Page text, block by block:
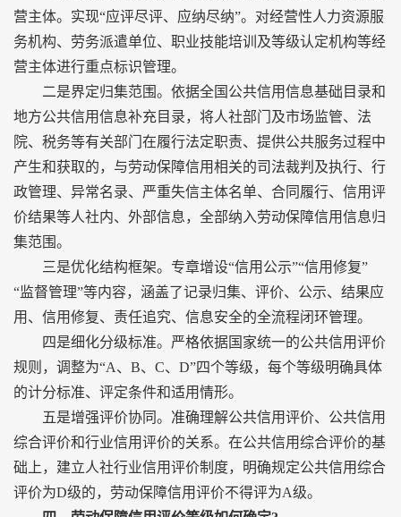
营主体。实现“应评尽评、应纳尽纳”。对经营性人力资源服
务机构、劳务派遣单位、职业技能培训及等级认定机构等经
营主体进行重点标识管理。
二是界定归集范围。依据全国公共信用信息基础目录和
地方公共信用信息补充目录，将人社部门及市场监管、法
院、税务等有关部门在履行法定职责、提供公共服务过程中
产生和获取的，与劳动保障信用相关的司法裁判及执行、行
政管理、异常名录、严重失信主体名单、合同履行、信用评
价结果等人社内、外部信息，全部纳入劳动保障信用信息归
集范围。
三是优化结构框架。专章增设“信用公示”“信用修复”
“监督管理”等内容，涵盖了记录归集、评价、公示、结果应
用、信用修复、责任追究、信息安全的全流程闭环管理。
四是细化分级标准。严格依据国家统一的公共信用评价
规则，调整为“A、B、C、D”四个等级，每个等级明确具体
的计分标准、评定条件和适用情形。
五是增强评价协同。准确理解公共信用评价、公共信用
综合评价和行业信用评价的关系。在公共信用综合评价的基
础上，建立人社行业信用评价制度，明确规定公共信用综合
评价为D级的，劳动保障信用评价不得评为A级。